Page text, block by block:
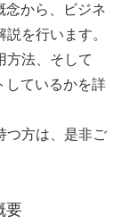
念から、ビジネ
を行います。
方法、そして
しているかを詳
つ方は、是非ご
要